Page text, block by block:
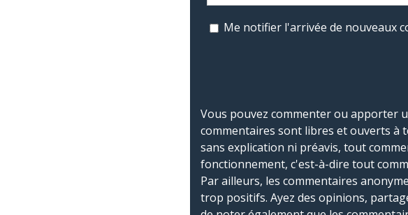
Me notifier l'arrivée de nouveaux
Vous pouvez commenter ou apporter
commentaires sont libres et ouverts à
sans explication ni préavis, tout
fonctionnement, c'est-à-dire tout
Par ailleurs, les commentaires
trop positifs. Ayez des opinions,